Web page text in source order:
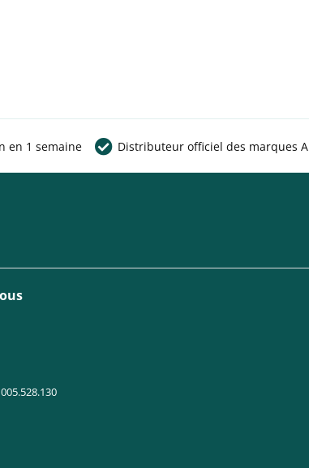
en 1 semaine Distributeur officiel des marques A